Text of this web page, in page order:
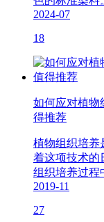
2024-07
18
如何应对植物
得推荐
植物组织培养
着这项技术的
组织培养过程
2019-11
27